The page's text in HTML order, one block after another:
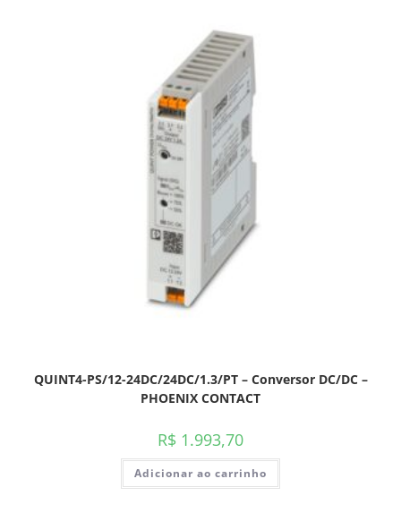
QUINT4-PS/12-24DC/24DC/1.3/PT – Conversor DC/DC –
PHOENIX CONTACT
R$ 1.993,70
Adicionar ao carrinho